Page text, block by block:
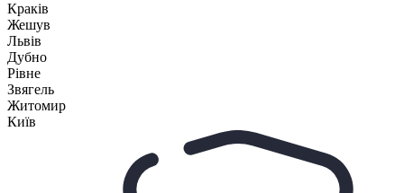
Краків
Жешув
Львів
Дубно
Рівне
Звягель
Житомир
Київ